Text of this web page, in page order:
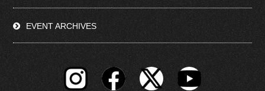
EVENT ARCHIVES